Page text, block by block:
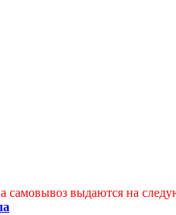
самовывоз выдаются на